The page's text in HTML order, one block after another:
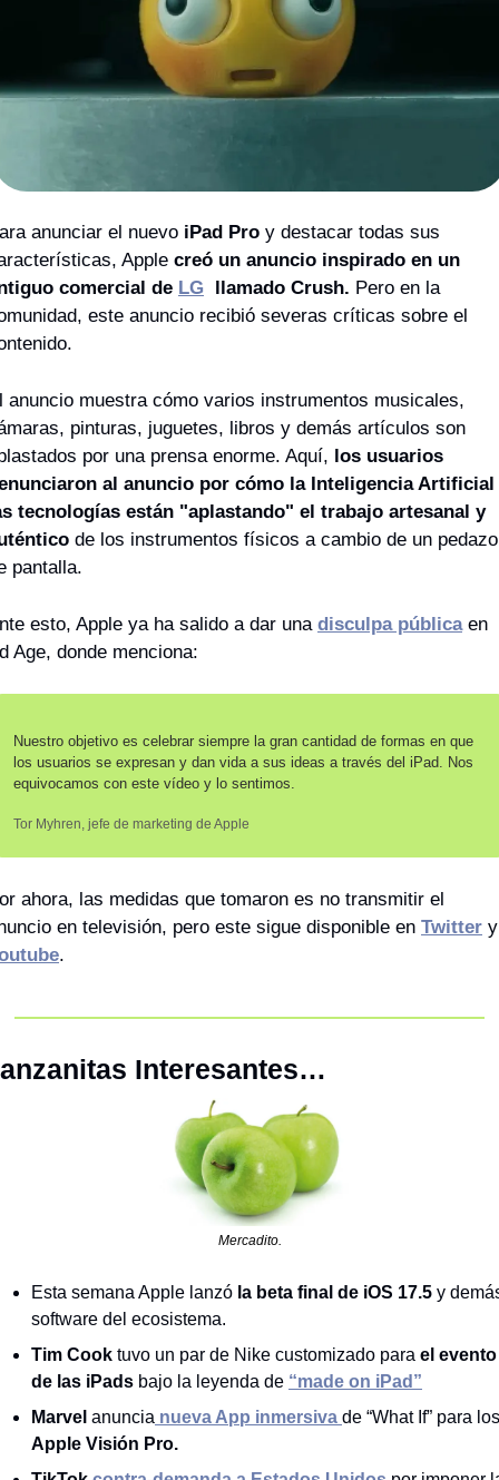
anunciar el nuevo iPad Pro y destacar todas sus
Apple creó un anuncio inspirado en un
comercial de LG llamado Crush. Pero en la
este anuncio recibió severas críticas sobre el
anuncio muestra cómo varios instrumentos musicales,
pinturas, juguetes, libros y demás artículos son
por una prensa enorme. Aquí, los usuarios
al anuncio por cómo la Inteligencia Artificial
tecnologías están "aplastando" el trabajo artesanal y
de los instrumentos físicos a cambio de un pedazo
pantalla.
esto, Apple ya ha salido a dar una disculpa pública en
Age, donde menciona:
Nuestro objetivo es celebrar siempre la gran cantidad de formas en que
los usuarios se expresan y dan vida a sus ideas a través del iPad. Nos
equivocamos con este vídeo y lo sentimos.
Tor Myhren, jefe de marketing de Apple
ahora, las medidas que tomaron es no transmitir el
en televisión, pero este sigue disponible en Twitter
.
Interesantes…
Mercadito.
Esta semana Apple lanzó la beta final de iOS 17.5 y
software del ecosistema.
Tim Cook tuvo un par de Nike customizado para el evento
de las iPads bajo la leyenda de “made on iPad”
Marvel anuncia nueva App inmersiva
Apple Visión Pro.